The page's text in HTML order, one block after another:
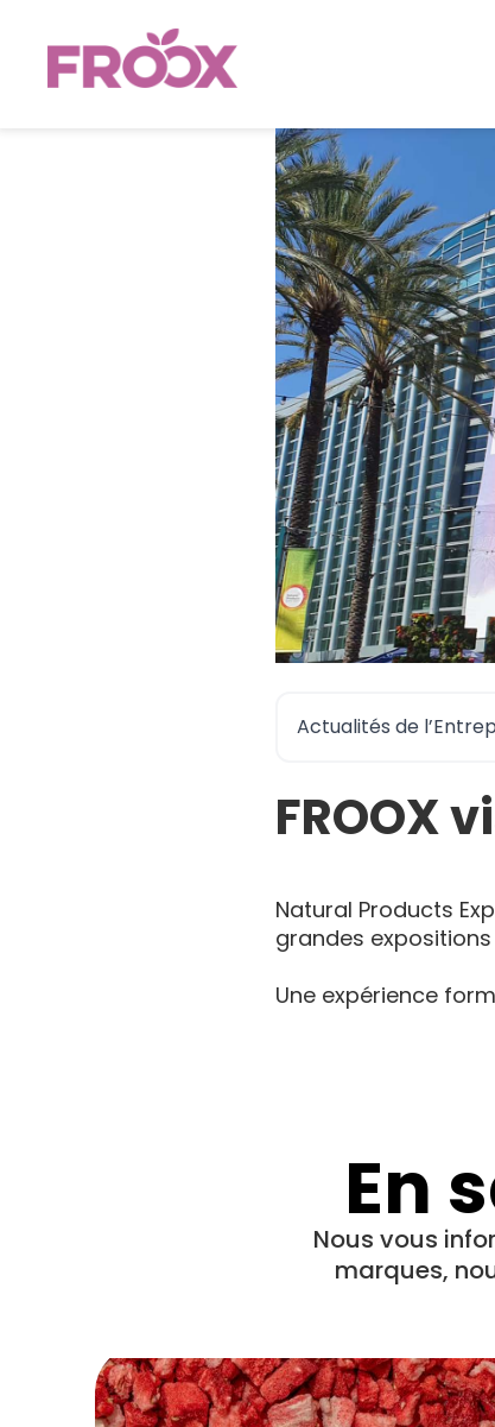
Actualités de
FROOX
Natural Products
grandes
Une expérience
En
Nous vous
marques,